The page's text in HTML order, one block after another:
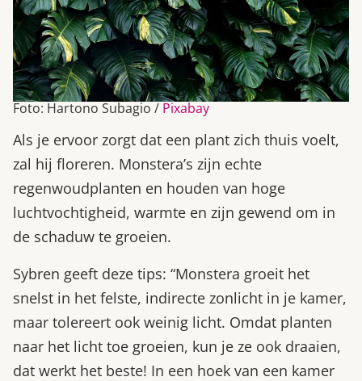
Foto: Hartono Subagio /Pixabay
Als je ervoor zorgt dat een plant zich thuis voelt,
zal hij floreren. Monstera’s zijn echte
regenwoudplanten en houden van hoge
luchtvochtigheid, warmte en zijn gewend om in
de schaduw te groeien.
Sybren geeft deze tips: “Monstera groeit het
snelst in het felste, indirecte zonlicht in je kamer,
maar tolereert ook weinig licht. Omdat planten
naar het licht toe groeien, kun je ze ook draaien,
dat werkt het beste! In een hoek van een kamer